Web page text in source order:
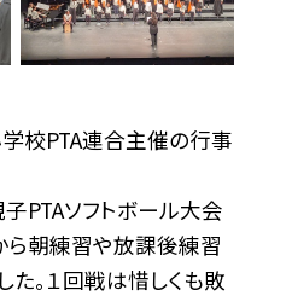
校PTA連合主催の行事
子PTAソフトボール大会
ら朝練習や放課後練習
た。１回戦は惜しくも敗